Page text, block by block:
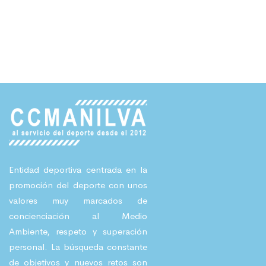
Entidad deportiva centrada en la
promoción del deporte con unos
valores muy marcados de
concienciación al Medio
Ambiente, respeto y superación
personal. La búsqueda constante
de objetivos y nuevos retos son